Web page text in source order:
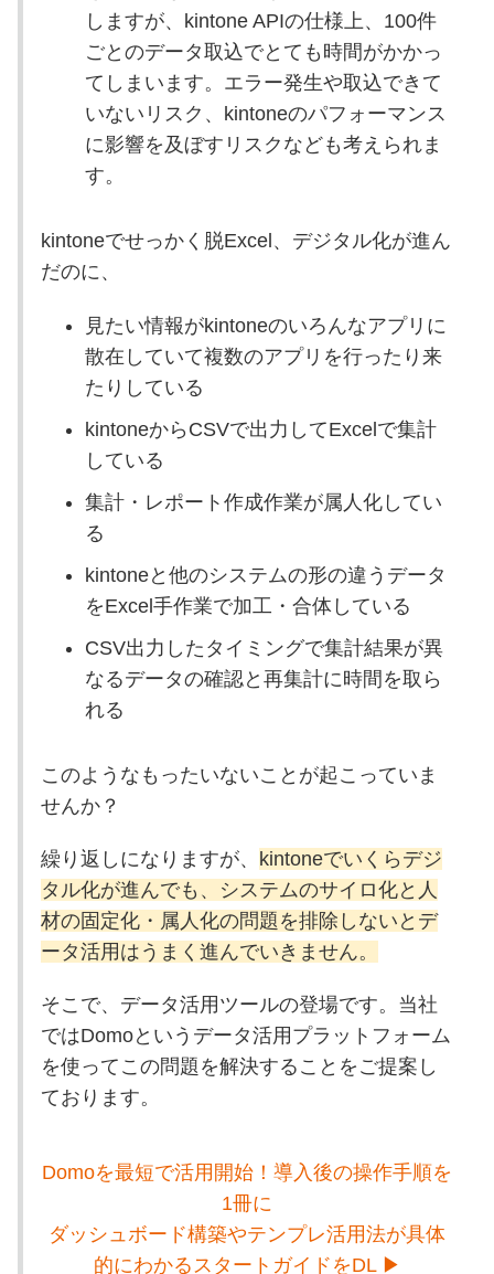
しますが、kintone APIの仕様上、100件
ごとのデータ取込でとても時間がかかっ
てしまいます。エラー発生や取込できて
いないリスク、kintoneのパフォーマンス
に影響を及ぼすリスクなども考えられま
す。
kintoneでせっかく脱Excel、デジタル化が進ん
だのに、
見たい情報がkintoneのいろんなアプリに
散在していて複数のアプリを行ったり来
たりしている
kintoneからCSVで出力してExcelで集計
している
集計・レポート作成作業が属人化してい
る
kintoneと他のシステムの形の違うデータ
をExcel手作業で加工・合体している
CSV出力したタイミングで集計結果が異
なるデータの確認と再集計に時間を取ら
れる
このようなもったいないことが起こっていま
せんか？
繰り返しになりますが、
kintoneでいくらデジ
タル化が進んでも、システムのサイロ化と人
材の固定化・属人化の問題を排除しないとデ
ータ活用はうまく進んでいきません。
そこで、データ活用ツールの登場です。当社
ではDomoというデータ活用プラットフォーム
を使ってこの問題を解決することをご提案し
ております。
Domoを最短で活用開始！導入後の操作手順を
1冊に
ダッシュボード構築やテンプレ活用法が具体
的にわかるスタートガイドをDL ▶